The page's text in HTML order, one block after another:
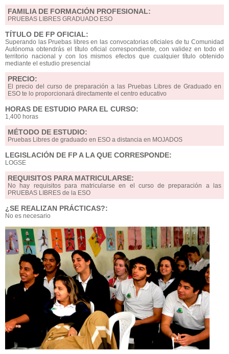
FAMILIA DE FORMACIÓN PROFESIONAL:
PRUEBAS LIBRES GRADUADO ESO
TÍTULO DE FP OFICIAL:
Superando las Pruebas libres en las convocatorias oficiales de tu Comunidad
Autónoma obtendrás el título oficial correspondiente, con validez en todo el
territorio nacional y con los mismos efectos que cualquier título obtenido
mediante el estudio presencial
PRECIO:
El precio del curso de preparación a las Pruebas Libres de Graduado en
ESO te lo proporcionará directamente el centro educativo
HORAS DE ESTUDIO PARA EL CURSO:
1,400 horas
MÉTODO DE ESTUDIO:
Pruebas Libres de graduado en ESO a distancia en MOJADOS
LEGISLACIÓN DE FP A LA QUE CORRESPONDE:
LOGSE
REQUISITOS PARA MATRICULARSE:
No hay requisitos para matricularse en el curso de preparación a las
PRUEBAS LIBRES de la ESO
¿SE REALIZAN PRÁCTICAS?:
No es necesario